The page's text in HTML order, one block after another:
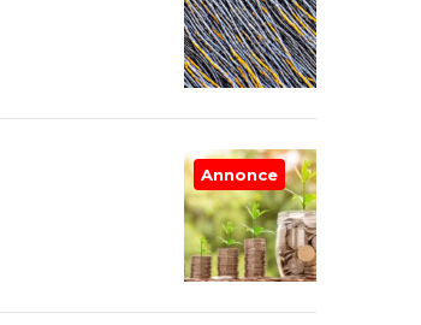
Annonce